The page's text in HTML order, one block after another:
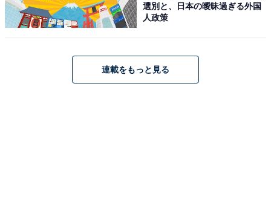
選別と、日本の曖昧過ぎる外国
人政策
連載をもっと見る